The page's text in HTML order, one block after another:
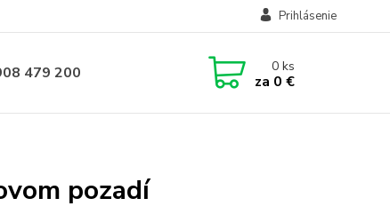
Prihlásenie
479 200 0ks
za 0 €
pozadí